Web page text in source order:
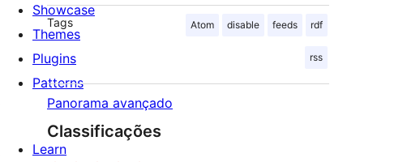
Tags Atom disable feeds rdf
rss
Panorama avançado
Classificações
Showcase
Themes
Plugins
Patterns
Learn